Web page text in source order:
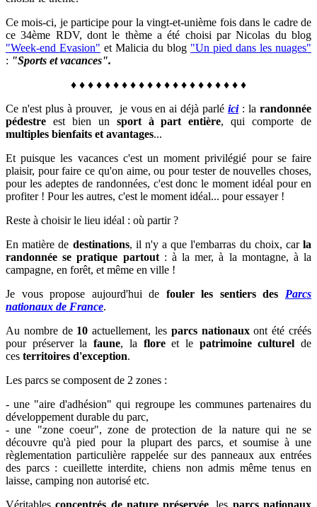
Ce mois-ci, je participe pour la vingt-et-unième fois dans le cadre de
ce 34ème RDV, dont le thème a été choisi par Nicolas du blog
"Week-end Evasion" et Malicia du blog "Un pied dans les nuages"
: "Sports et vacances".
♦ ♦ ♦ ♦ ♦ ♦ ♦ ♦ ♦ ♦ ♦ ♦ ♦ ♦ ♦ ♦ ♦ ♦ ♦ ♦ ♦
Ce n'est plus à prouver, je vousen ai déjà parléici :larandonnée
pédestre est bien un sport à part entière, qui comporte de
multiples bienfaits et avantages...
Et puisque les vacances c'est un moment privilégié pour se faire
plaisir, pour faire ce qu'on aime, ou pour tester de nouvelles choses,
pour les adeptes de randonnées, c'est donc le moment idéal pour en
profiter ! Pour les autres, c'est le moment idéal... pour essayer !
Reste à choisir le lieu idéal : où partir ?
En matière de destinations, il n'y a que l'embarras du choix, car la
randonnée se pratique partout: à la mer, à la montagne, à la
campagne, en forêt, et même en ville !
Je vous propose aujourd'hui de fouler les sentiers des Parcs
nationaux de France.
Au nombre de 10 actuellement, les parcs nationauxont été créés
pour préserver lafaune, la floreet le patrimoine culturel de
ces territoires d'exception.
Les parcs se composent de 2 zones :
-une "aire d'adhésion" qui regroupe les communes partenaires du
développement durable du parc,
- une "zone coeur", zone de protection de la nature qui ne se
découvre qu'à pied pour la plupart des parcs, et soumise à une
règlementation particulière rappelée sur des panneaux aux entrées
des parcs : cueillette interdite, chiens non admis même tenus en
laisse, camping non autorisé etc.